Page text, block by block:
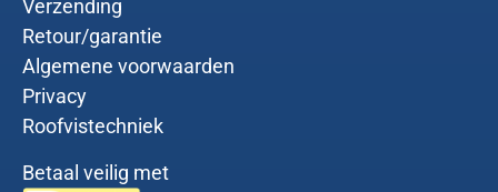
Verzending
Retour/garantie
Algemene voorwaarden
Privacy
Roofvistechniek
Betaal veilig met